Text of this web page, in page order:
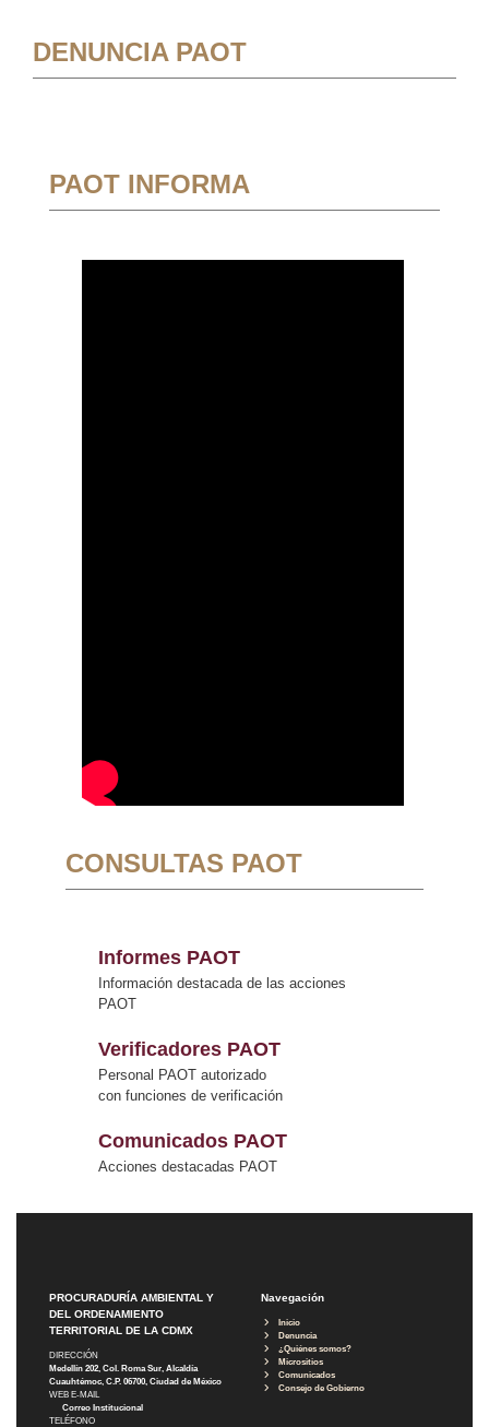
DENUNCIA PAOT
PAOT INFORMA
CONSULTAS PAOT
Informes PAOT
Información destacada de las acciones
PAOT
Verificadores PAOT
Personal PAOT autorizado
con funciones de verificación
Comunicados PAOT
Acciones destacadas PAOT
PROCURADURÍA AMBIENTAL Y
DEL ORDENAMIENTO
TERRITORIAL DE LA CDMX
DIRECCIÓN
Medellín 202, Col. Roma Sur, Alcaldía
Cuauhtémoc, C.P. 06700, Ciudad de México
WEB E-MAIL
Correo Institucional
TELÉFONO
Navegación
Inicio
Denuncia
¿Quiénes somos?
Micrositios
Comunicados
Consejo de Gobierno